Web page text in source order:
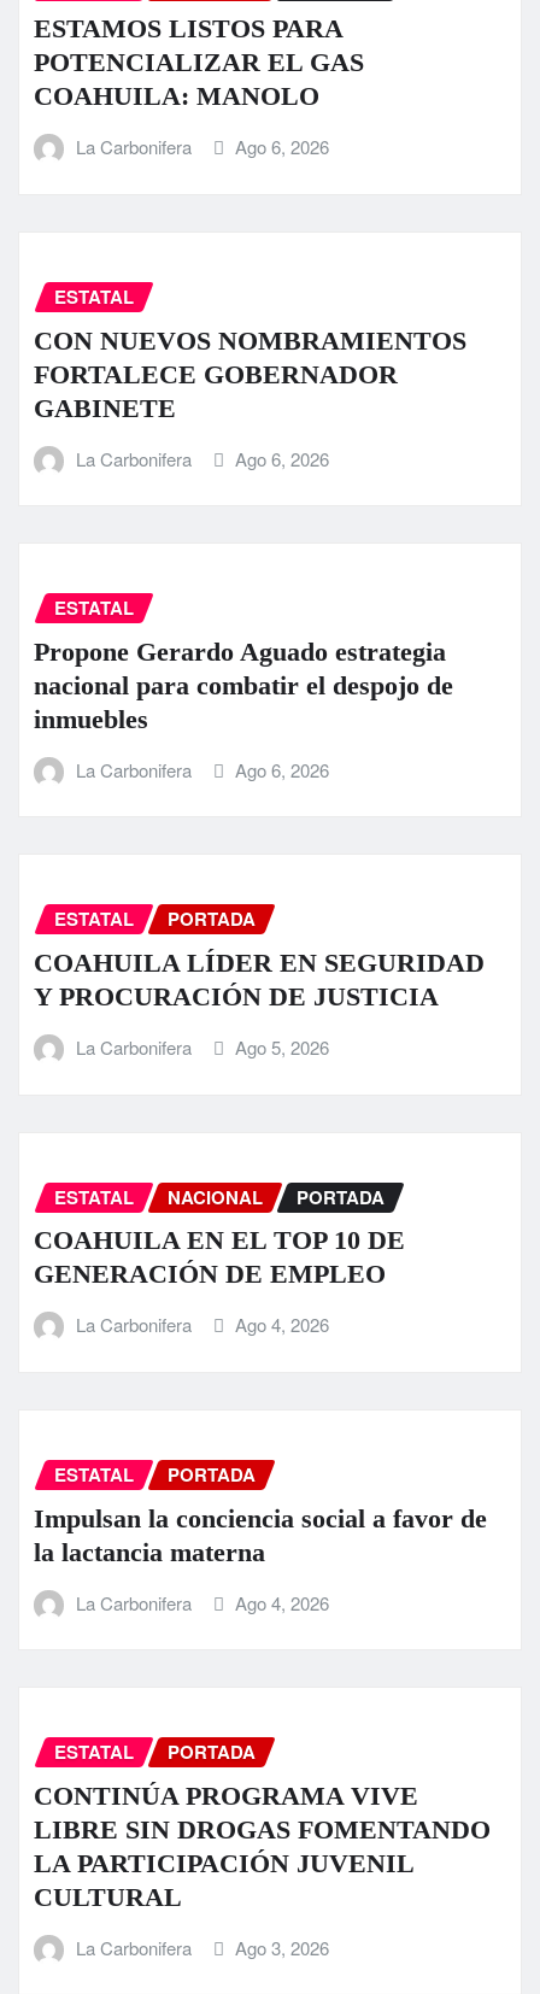
ESTAMOS LISTOS PARA
POTENCIALIZAR EL GAS
COAHUILA: MANOLO
La Carbonifera Ago 6, 2026
ESTATAL
CON NUEVOS NOMBRAMIENTOS
FORTALECE GOBERNADOR
GABINETE
La Carbonifera Ago 6, 2026
ESTATAL
Propone Gerardo Aguado estrategia
nacional para combatir el despojo de
inmuebles
La Carbonifera Ago 6, 2026
ESTATAL PORTADA
COAHUILA LÍDER EN SEGURIDAD
Y PROCURACIÓN DE JUSTICIA
La Carbonifera Ago 5, 2026
ESTATAL NACIONAL PORTADA
COAHUILA EN EL TOP 10 DE
GENERACIÓN DE EMPLEO
La Carbonifera Ago 4, 2026
ESTATAL PORTADA
Impulsan la conciencia social a favor de
la lactancia materna
La Carbonifera Ago 4, 2026
ESTATAL PORTADA
CONTINÚA PROGRAMA VIVE
LIBRE SIN DROGAS FOMENTANDO
LA PARTICIPACIÓN JUVENIL
CULTURAL
La Carbonifera Ago 3, 2026